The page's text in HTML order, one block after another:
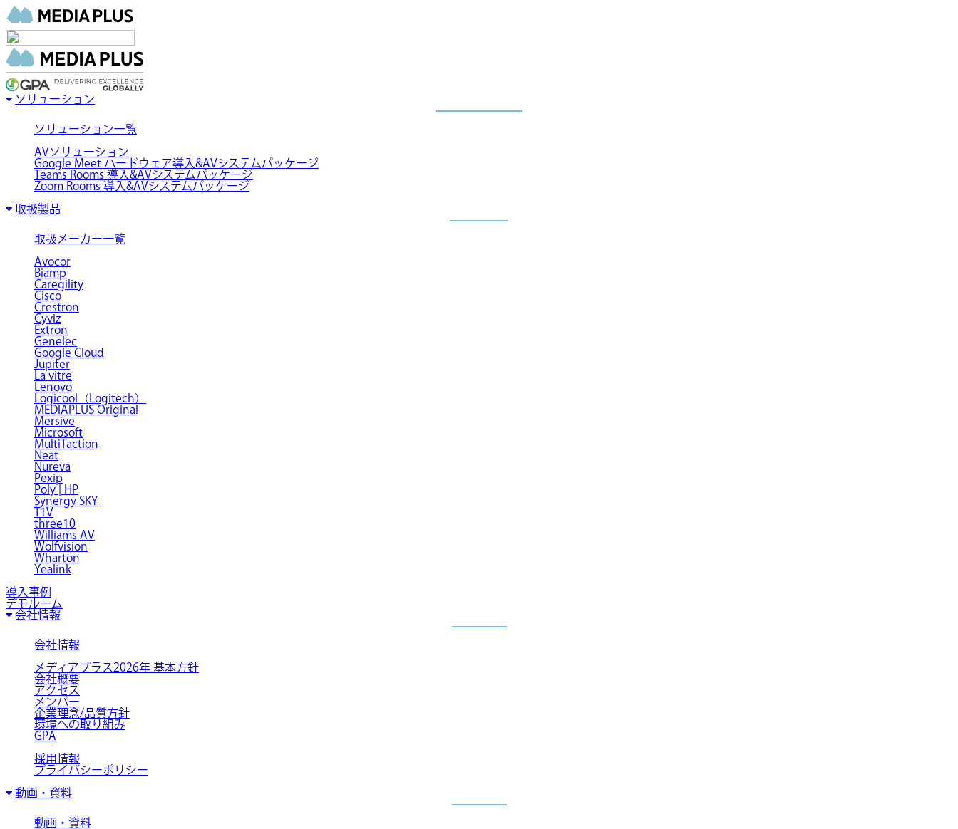
ソリューション
ソリューション一覧
AVソリューション
Google Meet ハードウェア導入&AVシステムパッケージ
Teams Rooms 導入&AVシステムパッケージ
Zoom Rooms 導入&AVシステムパッケージ
取扱製品
取扱メーカー一覧
Avocor
Biamp
Caregility
Cisco
Crestron
Cyviz
Extron
Genelec
Google Cloud
Jupiter
La vitre
Lenovo
Logicool（Logitech）
MEDIAPLUS Original
Mersive
Microsoft
MultiTaction
Neat
Nureva
Pexip
Poly | HP
Synergy SKY
T1V
three10
Williams AV
Wolfvision
Wharton
Yealink
導入事例
デモルーム
会社情報
会社情報
メディアプラス2026年 基本方針
会社概要
アクセス
メンバー
企業理念/品質方針
環境への取り組み
GPA
採用情報
プライバシーポリシー
動画・資料
動画・資料